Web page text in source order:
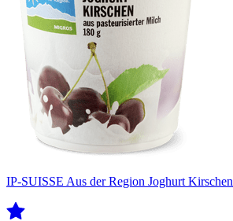
IP-SUISSE Aus der Region Joghurt Kirschen